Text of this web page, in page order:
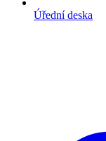
Úřední deska